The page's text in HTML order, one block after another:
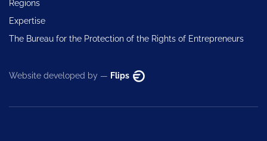
Regions
Expertise
The Bureau for the Protection of the Rights of Entrepreneurs
Website developed by — Flips